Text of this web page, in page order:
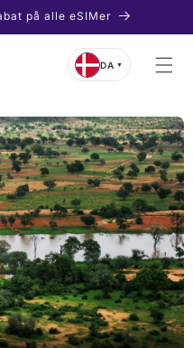
på alle eSIMer
DA ▼